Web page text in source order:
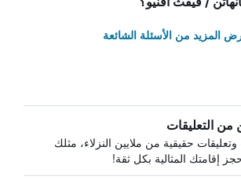
المزيد من الأسئلة الشائعة
من التعليقات
وتعليقات حقيقية من ملايين النزلاء، مثلك
إقامتك المثالية بكل ثقة!